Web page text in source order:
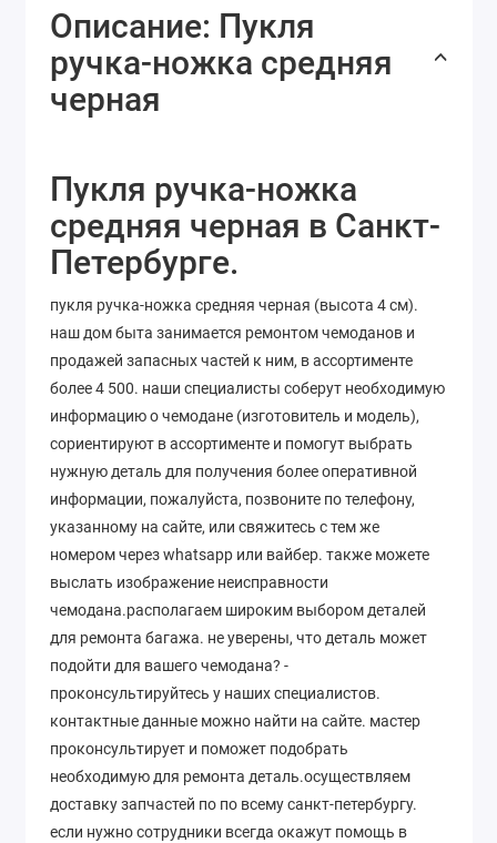
Описание: Пукля
ручка-ножка средняя
черная
Пукля ручка-ножка
средняя черная в Санкт-
Петербурге.
пукля ручка-ножка средняя черная (высота 4 см).
наш дом быта занимается ремонтом чемоданов и
продажей запасных частей к ним, в ассортименте
более 4 500. наши специалисты соберут необходимую
информацию о чемодане (изготовитель и модель),
сориентируют в ассортименте и помогут выбрать
нужную деталь для получения более оперативной
информации, пожалуйста, позвоните по телефону,
указанному на сайте, или свяжитесь с тем же
номером через whatsapp или вайбер. также можете
выслать изображение неисправности
чемодана.располагаем широким выбором деталей
для ремонта багажа. не уверены, что деталь может
подойти для вашего чемодана? -
проконсультируйтесь у наших специалистов.
контактные данные можно найти на сайте. мастер
проконсультирует и поможет подобрать
необходимую для ремонта деталь.осуществляем
доставку запчастей по по всему санкт-петербургу.
если нужно сотрудники всегда окажут помощь в